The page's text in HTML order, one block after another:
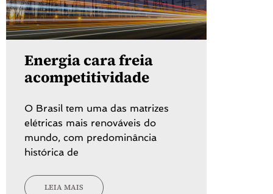
Energia cara freia
acompetitividade
O Brasil tem uma das matrizes
elétricas mais renováveis do
mundo, com predominância
histórica de
LEIA MAIS